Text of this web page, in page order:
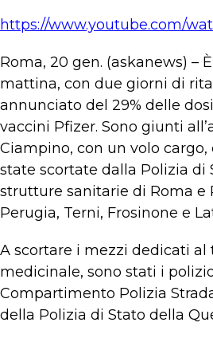
https://www.youtube.com/
Roma, 20 gen. (askanews) –
mattina, con due giorni di
annunciato del 29% delle
vaccini Pfizer. Sono giunti
Ciampino, con un volo cargo,
state scortate dalla Polizia di
strutture sanitarie di Roma e
Perugia, Terni, Frosinone e
A scortare i mezzi dedicati al
medicinale, sono stati i
Compartimento Polizia
della Polizia di Stato della